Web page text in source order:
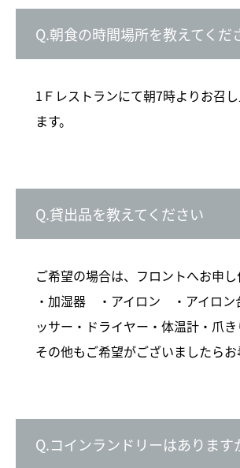
Q.朝食の時間場所を教えてくだ
1Ｆレストランにて朝7時よりお召
ます。
Q.貸出品を教えてください
ご希望の場合は、フロントへお申し
・加湿器 ・アイロン ・アイロ
ッサー・ドライヤー・体温計・爪き
その他もご希望がございましたらお
Q.コインランドリーはあります